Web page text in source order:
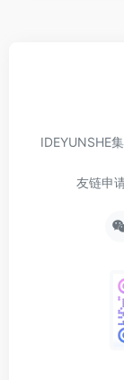
IDEYUNSHE
友链申